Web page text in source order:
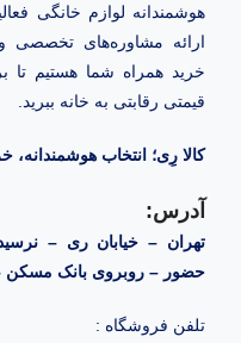
هوشمندانه لوازم خانگی
ارائه مشاوره‌های تخصصی
خرید همراه شما هستیم تا
قیمتی رقابتی به خانه‌ ببرید.
کالا رِی؛ انتخاب هوشمندانه،
آدرس:
تهران – خیابان ری –
حضور – روبروی بانک مسکن –
تلفن فروشگاه :